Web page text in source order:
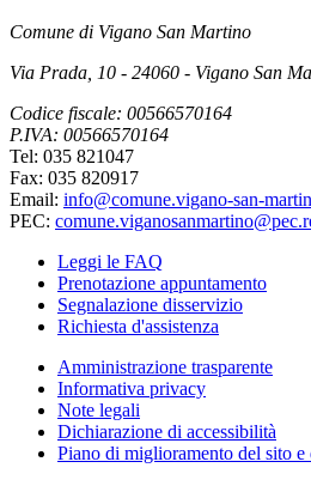
Comune di Vigano San Martino
Via Prada, 10 - 24060 - Vigano San
Codice fiscale: 00566570164
P.IVA: 00566570164
Tel: 035 821047
Fax: 035 820917
Email: info@comune.vigano-san-
PEC:
Leggi le FAQ
Prenotazione appuntamento
Segnalazione disservizio
Richiesta d'assistenza
Amministrazione trasparente
Informativa privacy
Note legali
Dichiarazione di accessibilità
Piano di miglioramento del sito e